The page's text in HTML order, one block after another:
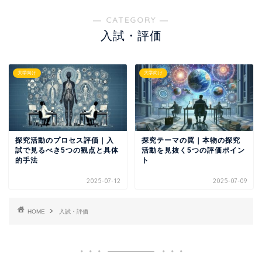
― CATEGORY ―
入試・評価
大学向け
探究活動のプロセス評価｜入
試で見るべき5つの観点と具体
的手法
2025-07-12
大学向け
探究テーマの罠｜本物の探究
活動を見抜く5つの評価ポイン
ト
2025-07-09
HOME 入試・評価